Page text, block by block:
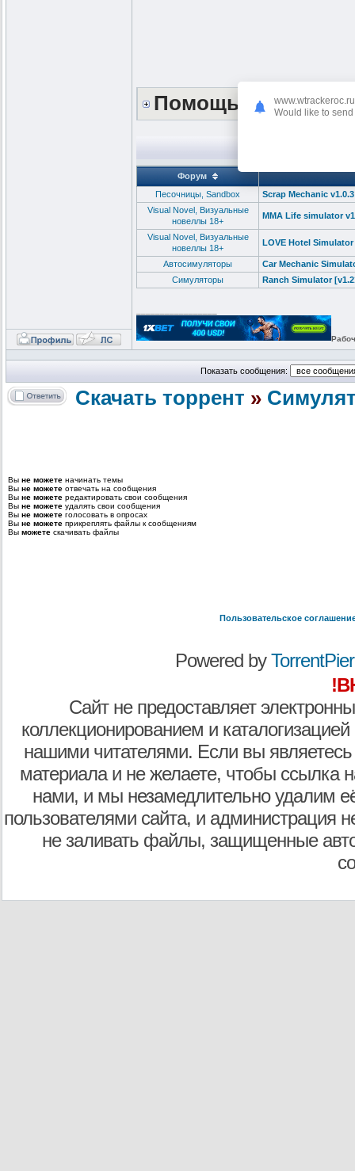
Помощь сайту
Форум
Песочницы, Sandbox
Scrap Mechanic
Visual Novel, Визуальные
новеллы 18+
MMA Life simulator
Visual Novel, Визуальные
новеллы 18+
LOVE Hotel Simulator
Автосимуляторы
Car Mechanic
Cимуляторы
Ranch Simulator
Показать сообщения:
Скачать торрент »
Вы не можете начинать темы
Вы не можете отвечать на сообщения
Вы не можете редактировать свои сообщения
Вы не можете удалять свои сообщения
Вы не можете голосовать в опросах
Вы не можете прикреплять файлы к сообщениям
Вы можете скачивать файлы
Пользовательское
Powered by
Сайт не предоставляет
коллекционированием и
нашими читателями. Если вы являетесь
материала и не желаете, чтобы ссылка
нами, и мы незамедлительно удалим
пользователями сайта, и администрация
не заливать файлы, защищенные
www.wtrackeroc.ru
Would like to